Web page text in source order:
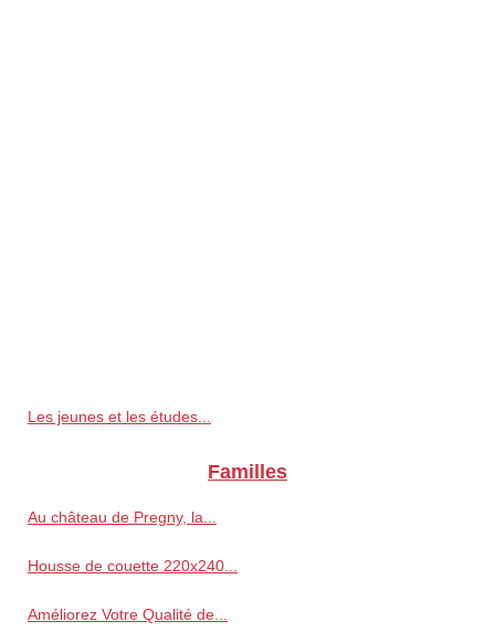
Les jeunes et les études...
Familles
Au château de Pregny, la...
Housse de couette 220x240...
Améliorez Votre Qualité de...